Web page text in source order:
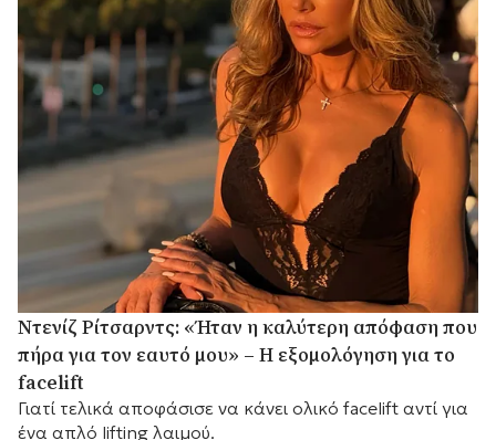
Ντενίζ Ρίτσαρντς: «Ήταν η καλύτερη απόφαση που
πήρα για τον εαυτό μου» – Η εξομολόγηση για το
facelift
Γιατί τελικά αποφάσισε να κάνει ολικό facelift αντί για
ένα απλό lifting λαιμού.